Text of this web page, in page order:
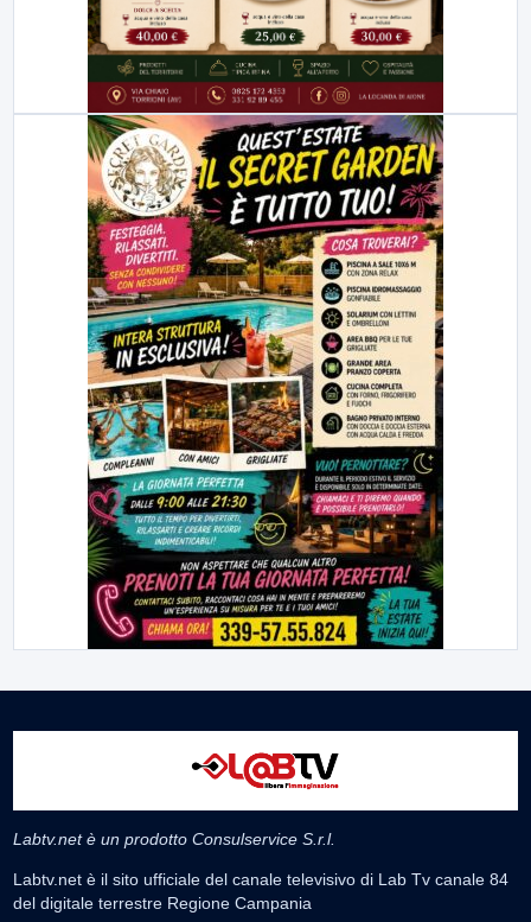
Labtv.net è un prodotto Consulservice S.r.l.
Labtv.net è il sito ufficiale del canale televisivo di Lab Tv canale 84
del digitale terrestre Regione Campania